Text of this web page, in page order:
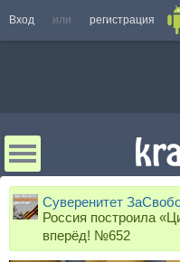
Вход или регистрация
Суверенитет
Россия построила
вперёд! №652